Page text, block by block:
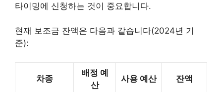
타이밍에 신청하는 것이 중요합니다.
현재 보조금 잔액은 다음과 같습니다(2024년 기
준):
차종
배정 예
산
사용 예산 잔액